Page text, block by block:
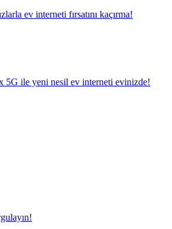
ev interneti fırsatını kaçırma!
5G ile yeni nesil ev interneti evinizde!